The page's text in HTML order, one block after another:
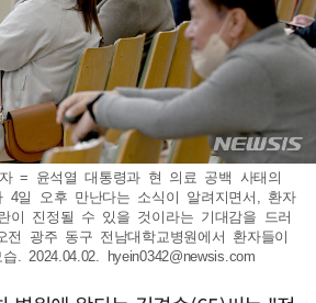
= 윤석열 대통령과 현 의료 공백 사태의
4일 오후 만난다는 소식이 알려지면서, 환자
이 진정될 수 있을 것이라는 기대감을 드러
광주 동구 전남대학교병원에서 환자들이
. 2024.04.02. hyein0342@newsis.com